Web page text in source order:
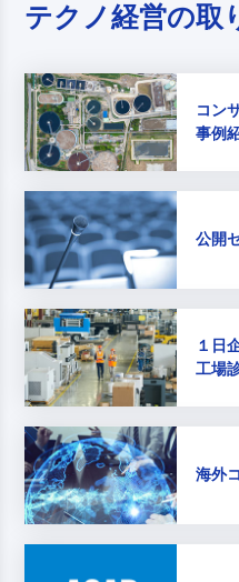
テクノ経営の取
コン
事例
公開
１日
工場
海外